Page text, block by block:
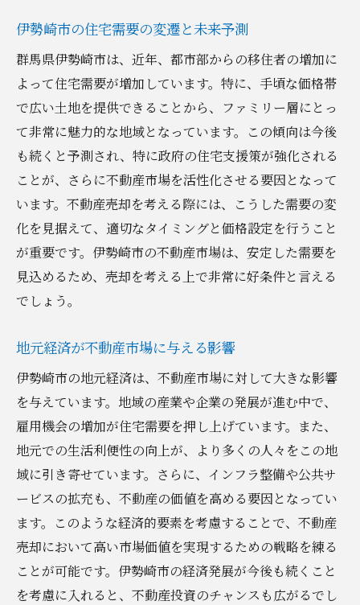
売却タイミングと税制改正の関連性
地域イベントと不動産市場の連動性
需給バランスが売却に与える影響
競合状況を踏まえた売却タイミング戦略
伊勢崎市での不動産売却における価格設定の重
要性
市場相場を反映した効果的な価格設定法
競合物件との差別化ポイント
価格交渉を成功に導くための準備
価格設定が売却速度に及ぼす影響
適切な価格設定で利益を最大化する方法
地元不動産会社との連携がもたらす売却成功の
カギ
地域密着型の不動産会社を選ぶポイント
不動産会社との協力で得られる市場情報
成功事例から学ぶ効果的な連携方法
専門家のアドバイスを活かした売却戦略
不動産会社が提供するサポートの利点
信頼できるパートナー選びのコツ
伊勢崎市の住宅需要の変遷と未来予測
群馬県伊勢崎市は、近年、都市部からの移住者の増加に
よって住宅需要が増加しています。特に、手頃な価格帯
で広い土地を提供できることから、ファミリー層にとっ
て非常に魅力的な地域となっています。この傾向は今後
も続くと予測され、特に政府の住宅支援策が強化される
ことが、さらに不動産市場を活性化させる要因となって
います。不動産売却を考える際には、こうした需要の変
化を見据えて、適切なタイミングと価格設定を行うこと
が重要です。伊勢崎市の不動産市場は、安定した需要を
見込めるため、売却を考える上で非常に好条件と言える
でしょう。
地元経済が不動産市場に与える影響
伊勢崎市の地元経済は、不動産市場に対して大きな影響
を与えています。地域の産業や企業の発展が進む中で、
雇用機会の増加が住宅需要を押し上げています。また、
地元での生活利便性の向上が、より多くの人々をこの地
域に引き寄せています。さらに、インフラ整備や公共サ
ービスの拡充も、不動産の価値を高める要因となってい
ます。このような経済的要素を考慮することで、不動産
売却において高い市場価値を実現するための戦略を練る
ことが可能です。伊勢崎市の経済発展が今後も続くこと
を考慮に入れると、不動産投資のチャンスも広がるでし